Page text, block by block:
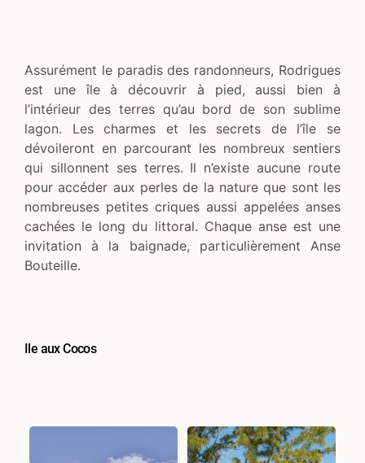
Assurément le paradis des randonneurs, Rodrigues
est une île à découvrir à pied, aussi bien à
l’intérieur des terres qu’au bord de son sublime
lagon. Les charmes et les secrets de l’île se
dévoileront en parcourant les nombreux sentiers
qui sillonnent ses terres. Il n’existe aucune route
pour accéder aux perles de la nature que sont les
nombreuses petites criques aussi appelées anses
cachées le long du littoral. Chaque anse est une
invitation à la baignade, particulièrement Anse
Bouteille.
Ile aux Cocos